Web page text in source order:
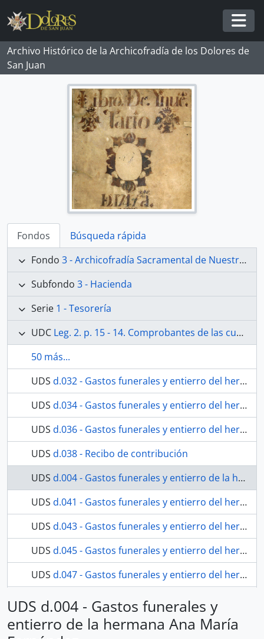
Skip to main content
Archivo Histórico de la Archicofradía de los Dolores de
San Juan
Fondos
Búsqueda rápida
Fondo 3 - Archicofradía Sacramental de Nuestra Señora de los Dolores
Subfondo 3 - Hacienda
Serie 1 - Tesorería
UDC Leg. 2. p. 15 - 14. Comprobantes de las cuentas generales de Abril de 1847 a 31 de Marzo de 1851. Sentadas en el libro 1º. Existe además una cuenta total en la carpeta respectiva. No existen comprobantes de las cuentas generales de 1º de Abril 51 al 30 de Marzo 1853, sentadas en el libro 1º. Existe en carpeta, de gastos de culto, cuenta de 1847 al 51.
50 más...
UDS d.032 - Gastos funerales y entierro del hermano José Francisco Rubio.
UDS d.034 - Gastos funerales y entierro del hermano José Francisco Rubio.
UDS d.036 - Gastos funerales y entierro del hermano José Francisco Rubio.
UDS d.038 - Recibo de contribución
UDS d.004 - Gastos funerales y entierro de la hermana Ana María Fernández.
UDS d.041 - Gastos funerales y entierro del hermano José Joaquín Navarro
UDS d.043 - Gastos funerales y entierro del hermano José Joaquín Navarro.
UDS d.045 - Gastos funerales y entierro del hermano José Joaquín Navarro.
UDS d.047 - Gastos funerales y entierro del hermano José Joaquín Navarro.
115 más...
UDS d.004 - Gastos funerales y
entierro de la hermana Ana María